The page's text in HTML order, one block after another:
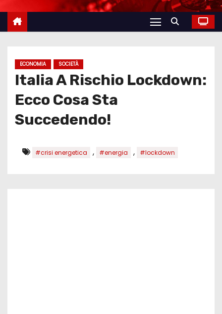
ECONOMIA SOCIETÀ
Italia A Rischio Lockdown:
Ecco Cosa Sta
Succedendo!
#crisi energetica , #energia , #lockdown